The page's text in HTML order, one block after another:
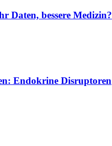
Daten, bessere Medizin?
Endokrine Disruptoren